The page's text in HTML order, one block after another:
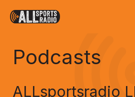
Podcasts
ALLsportsradio